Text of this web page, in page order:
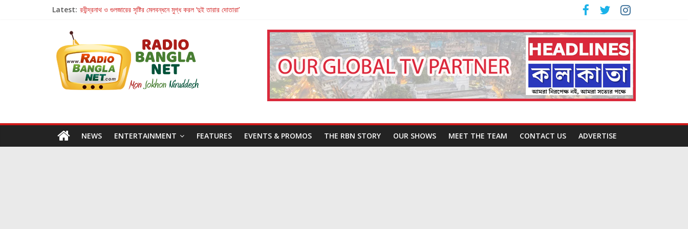
Latest: রবীন্দ্রনাথ ও গুলজারের সৃষ্টির মেলবন্ধনে মুগ্ধ করল ‘দুই তারার দোতারা’
Retribution: A Thought-Provoking Short Film That Challenges Our Understanding of Justice
হাওয়া বদলের টলিউডে ‘তুমি এলে তাই’
NEWS ENTERTAINMENT FEATURES EVENTS & PROMOS THE RBN STORY OUR SHOWS MEET THE TEAM CONTACT US ADVERTISE